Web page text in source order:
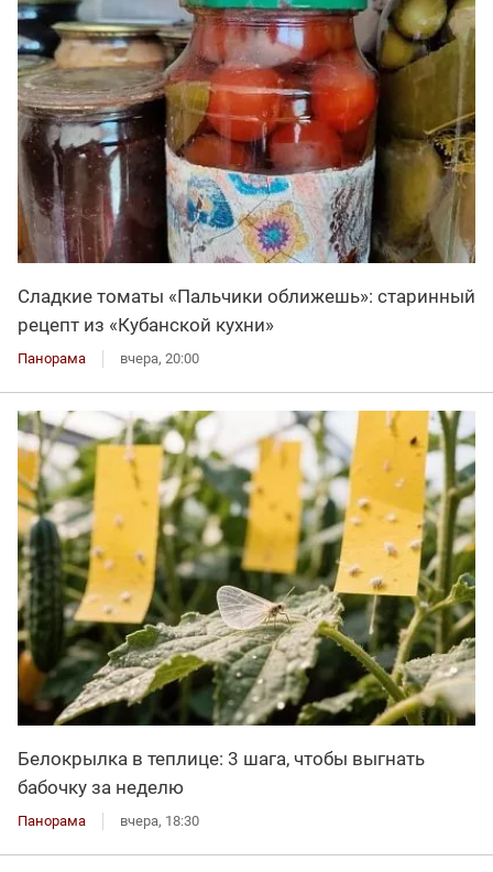
Сладкие томаты «Пальчики оближешь»: старинный
рецепт из «Кубанской кухни»
Панорама вчера, 20:00
Белокрылка в теплице: 3 шага, чтобы выгнать
бабочку за неделю
Панорама вчера, 18:30